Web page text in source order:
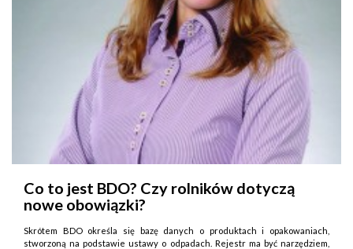
Co to jest BDO? Czy rolników dotyczą
nowe obowiązki?
Skrótem BDO określa się bazę danych o produktach i opakowaniach,
stworzoną na podstawie ustawy o odpadach. Rejestr ma być narzędziem,